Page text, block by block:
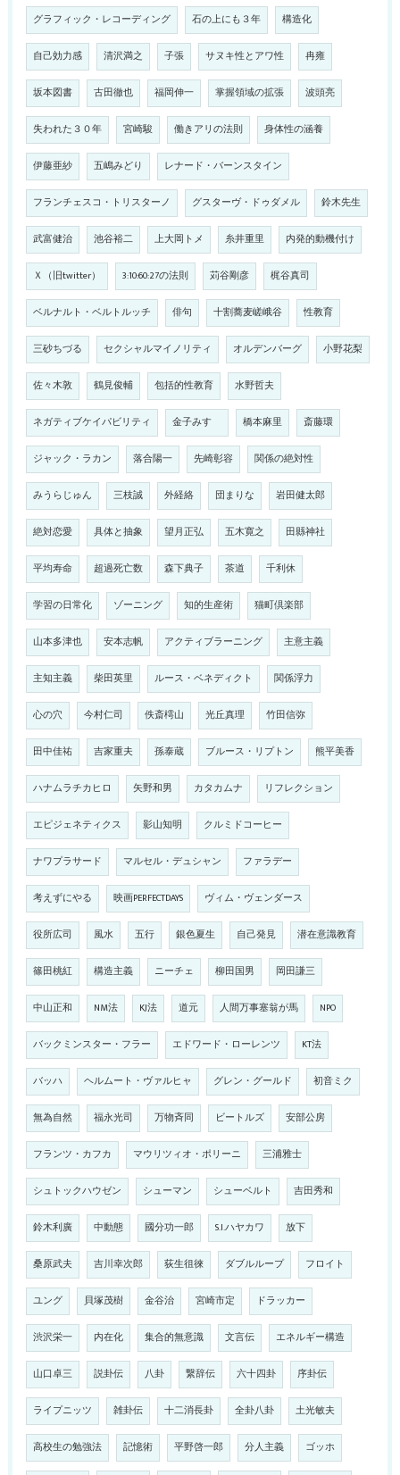
グラフィック・レコーディング 石の上にも３年 構造化
自己効力感 清沢満之 子張 サヌキ性とアワ性 冉雍
坂本図書 古田徹也 福岡伸一 掌握領域の拡張 波頭亮
失われた３０年 宮崎駿 働きアリの法則 身体性の涵養
伊藤亜紗 五嶋みどり レナード・バーンスタイン
フランチェスコ・トリスターノ グスターヴ・ドゥダメル 鈴木先生
武富健治 池谷裕二 上大岡トメ 糸井重里 内発的動機付け
Ｘ（旧twitter） 3:10:60:27の法則 苅谷剛彦 梶谷真司
ベルナルト・ベルトルッチ 俳句 十割蕎麦嵯峨谷 性教育
三砂ちづる セクシャルマイノリティ オルデンバーグ 小野花梨
佐々木敦 鶴見俊輔 包括的性教育 水野哲夫
ネガティブケイパビリティ 金子みすゞ 橋本麻里 斎藤環
ジャック・ラカン 落合陽一 先崎彰容 関係の絶対性
みうらじゅん 三枝誠 外経絡 団まりな 岩田健太郎
絶対恋愛 具体と抽象 望月正弘 五木寛之 田縣神社
平均寿命 超過死亡数 森下典子 茶道 千利休
学習の日常化 ゾーニング 知的生産術 猫町倶楽部
山本多津也 安本志帆 アクティブラーニング 主意主義
主知主義 柴田英里 ルース・ベネディクト 関係浮力
心の穴 今村仁司 佚斎樗山 光丘真理 竹田信弥
田中佳祐 吉家重夫 孫泰蔵 ブルース・リプトン 熊平美香
ハナムラチカヒロ 矢野和男 カタカムナ リフレクション
エピジェネティクス 影山知明 クルミドコーヒー
ナワプラサード マルセル・デュシャン ファラデー
考えずにやる 映画PERFECTDAYS ヴィム・ヴェンダース
役所広司 風水 五行 銀色夏生 自己発見 潜在意識教育
篠田桃紅 構造主義 ニーチェ 柳田国男 岡田謙三
中山正和 NM法 KJ法 道元 人間万事塞翁が馬 NPO
バックミンスター・フラー エドワード・ローレンツ KT法
バッハ ヘルムート・ヴァルヒャ グレン・グールド 初音ミク
無為自然 福永光司 万物斉同 ビートルズ 安部公房
フランツ・カフカ マウリツィオ・ポリーニ 三浦雅士
シュトックハウゼン シューマン シューベルト 吉田秀和
鈴木利廣 中動態 國分功一郎 S.I.ハヤカワ 放下
桑原武夫 吉川幸次郎 荻生徂徠 ダブルループ フロイト
ユング 貝塚茂樹 金谷治 宮崎市定 ドラッカー
渋沢栄一 内在化 集合的無意識 文言伝 エネルギー構造
山口卓三 説卦伝 八卦 繋辞伝 六十四卦 序卦伝
ライプニッツ 雑卦伝 十二消長卦 全卦八卦 土光敏夫
高校生の勉強法 記憶術 平野啓一郎 分人主義 ゴッホ